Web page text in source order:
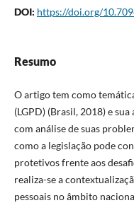
DOI: https://doi.org/
Resumo
O artigo tem como
(LGPD) (Brasil, 2018) e
com análise de suas
como a legislação pode
protetivos frente aos
realiza-se a
pessoais no âmbito